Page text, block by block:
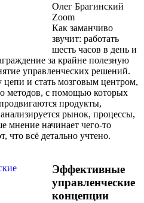
Олег Брагинский
Zoom
Как заманчиво
звучит: работать
шесть часов в день и
за крайне полезную
управленческих решений.
цепи и стать мозговым центром,
методов, с помощью которых
продукты,
рынок, процессы,
мнение начинает чего-то
что всё детально учтено.
Эффективные
управленческие
концепции